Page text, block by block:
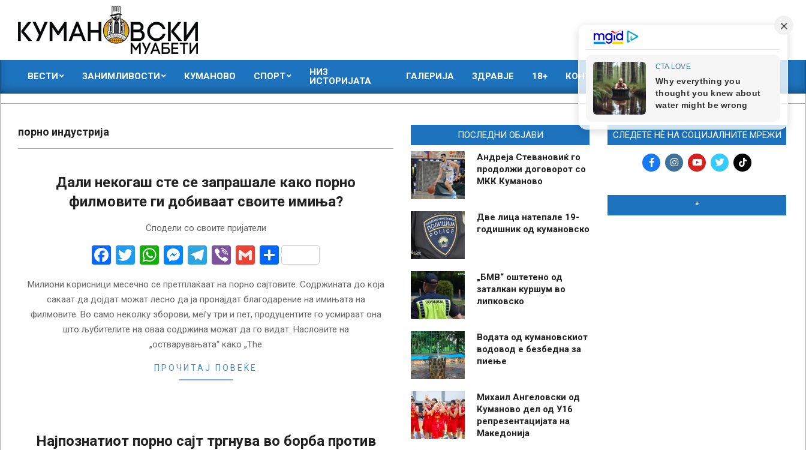
content
КУМАНОВСКИ
МУАБЕТИ
ВЕСТИ ЗАНИМЛИВОСТИ КУМАНОВО СПОРТ
НИЗ
ИСТОРИЈАТА
ГАЛЕРИЈА ЗДРАВЈЕ 18+ КОНТАКТ МАРКЕТИНГ
порно индустрија
Дали некогаш сте се запрашале како порно
филмовите ги добиваат своите имиња?
Сподели со своите пријатели
Facebook
Twitter
WhatsApp
Messenger
Telegram
ViberGmailShare
Милиони корисници месечно се претплаќаат на порно сајтовите. Содржината до која
сакаат да дојдат можат лесно да ја пронајдат благодарение на имињата на
филмовите. Во само неколку зборови, меѓу три и пет, продуцентите го усмираат она
што љубителите на оваа содржина можат да го видат. Насловите на
„остварувањата“ како „The
ПРОЧИТАЈ ПОВЕЌЕ
Најпознатиот порно сајт тргнува во борба против
ПОСЛЕДНИ ОБЈАВИ
Андреја Стевановиќ го
продолжи договорот со
МКК Куманово
Две лица натепале 19-
годишник од кумановско
„БМВ“ оштетено од
заталкан куршум во
липковско
Водата од кумановскиот
водовод е безбедна за
пиење
Михаил Ангеловски од
Куманово дел од У16
репрезентацијата на
Македонија
СЛЕДЕТЕ НЀ НА СОЦИЈАЛНИТЕ МРЕЖИ
*